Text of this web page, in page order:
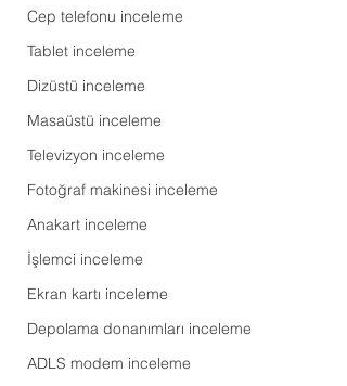
Cep telefonu inceleme
Tablet inceleme
Dizüstü inceleme
Masaüstü inceleme
Televizyon inceleme
Fotoğraf makinesi inceleme
Anakart inceleme
İşlemci inceleme
Ekran kartı inceleme
Depolama donanımları inceleme
ADLS modem inceleme